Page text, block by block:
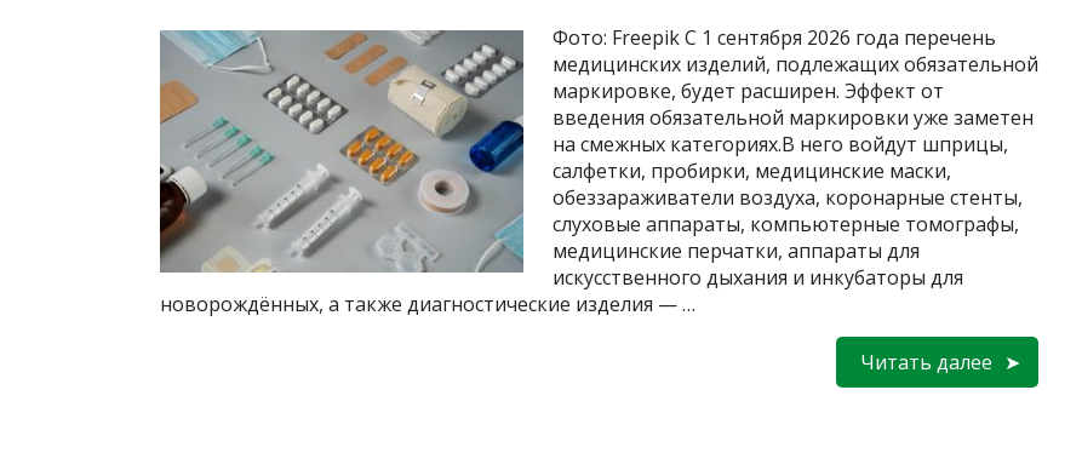
Фото: Freepik С 1 сентября 2026 года перечень
медицинских изделий, подлежащих обязательной
маркировке, будет расширен. Эффект от
введения обязательной маркировки уже заметен
на смежных категориях.В него войдут шприцы,
салфетки, пробирки, медицинские маски,
обеззараживатели воздуха, коронарные стенты,
слуховые аппараты, компьютерные томографы,
медицинские перчатки, аппараты для
искусственного дыхания и инкубаторы для
новорождённых, а также диагностические изделия — …
Читать далее